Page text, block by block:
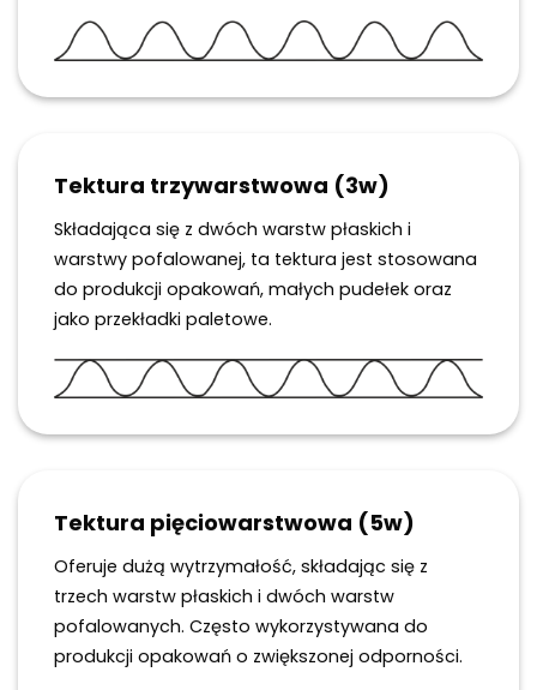
Tektura trzywarstwowa (3w)
Składająca się z dwóch warstw płaskich i
warstwy pofalowanej, ta tektura jest stosowana
do produkcji opakowań, małych pudełek oraz
jako przekładki paletowe.
Tektura pięciowarstwowa (5w)
Oferuje dużą wytrzymałość, składając się z
trzech warstw płaskich i dwóch warstw
pofalowanych. Często wykorzystywana do
produkcji opakowań o zwiększonej odporności.